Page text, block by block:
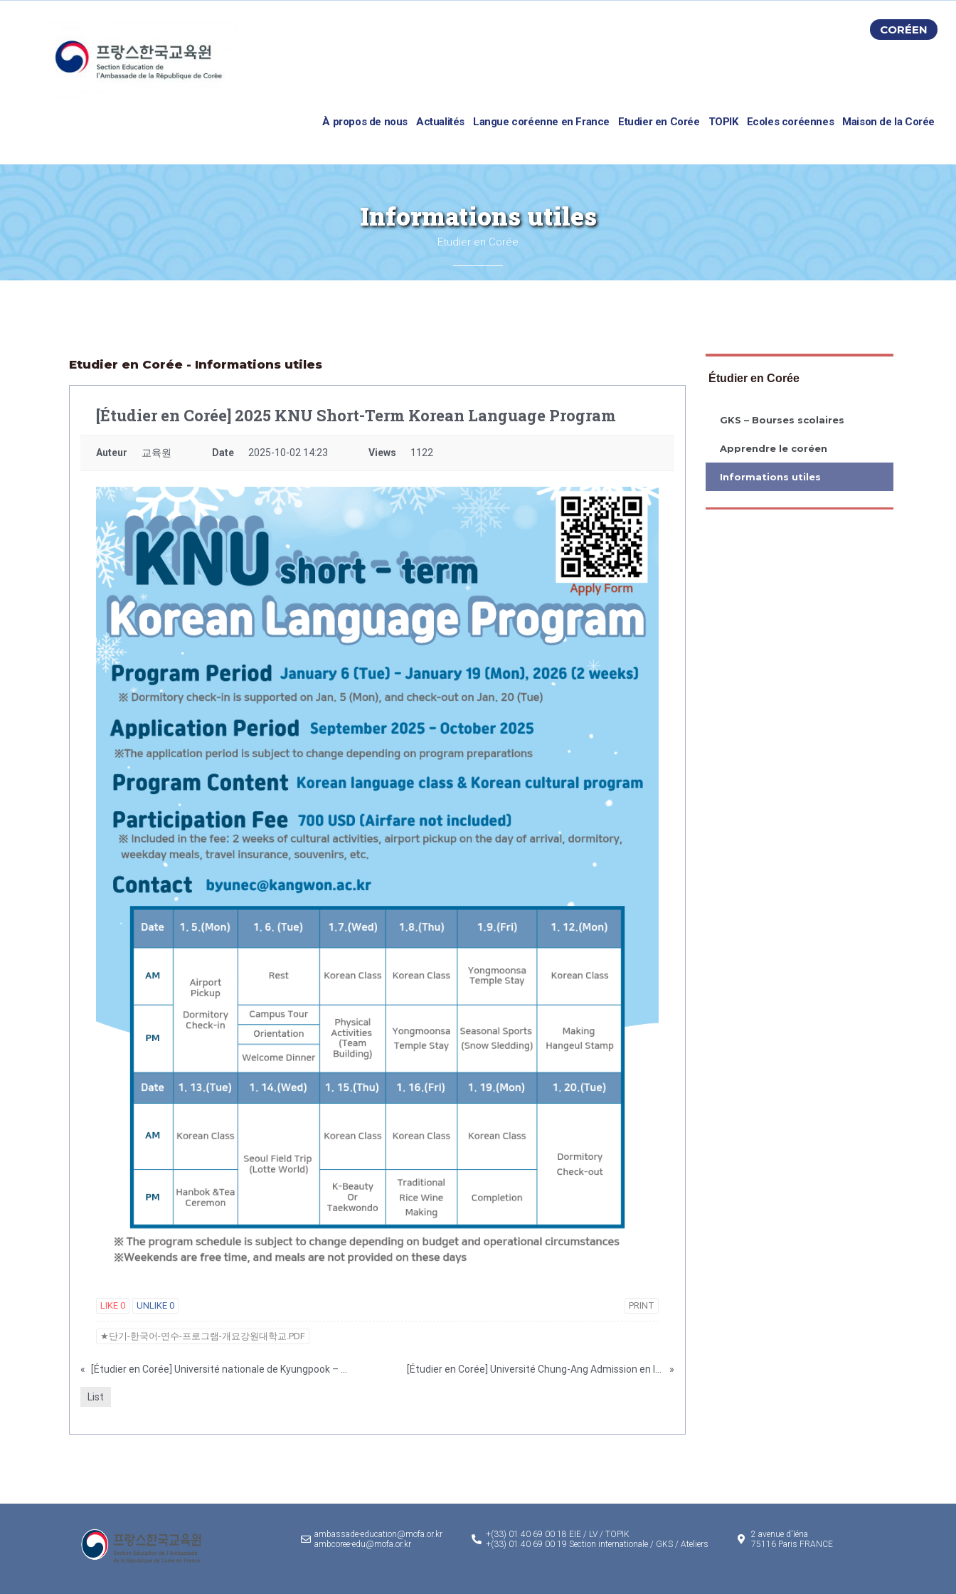
CORÉEN
À propos de nous Actualités Langue coréenne en France Etudier en Corée TOPIK Ecoles coréennes Maison de la Corée
Informations utiles
Etudier en Corée
Etudier en Corée - Informations utiles
[Étudier en Corée] 2025 KNU Short-Term Korean Language Program
Auteur 교육원 Date 2025-10-02 14:23 Views 1122
LIKE 0 UNLIKE 0 PRINT
★단기-한국어-연수-프로그램-개요강원대학교.PDF
« [Étudier en Corée] Université nationale de Kyungpook – Admission spéciale pour étudiants étrangers 2026 [Étudier en Corée] Université Chung-Ang Admission en licence 2026 (entrée en septembre) 1ʳᵉ vague : calendrier de candidature »
List
Étudier en Corée
GKS – Bourses scolaires
Apprendre le coréen
Informations utiles
ambassade-education@mofa.or.kr
ambcoree-edu@mofa.or.kr
+(33) 01 40 69 00 18 EIE / LV / TOPIK
+(33) 01 40 69 00 19 Section internationale / GKS / Ateliers
2 avenue d'Iéna
75116 Paris FRANCE